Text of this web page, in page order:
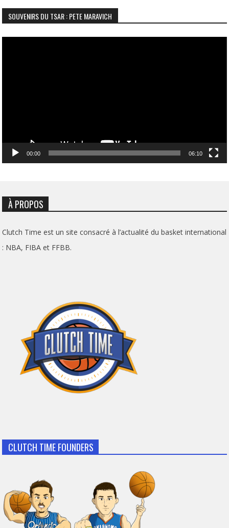
SOUVENIRS DU TSAR : PETE MARAVICH
00:00 06:10
À PROPOS
Clutch Time est un site consacré à l’actualité du basket international
: NBA, FIBA et FFBB.
CLUTCH TIME FOUNDERS